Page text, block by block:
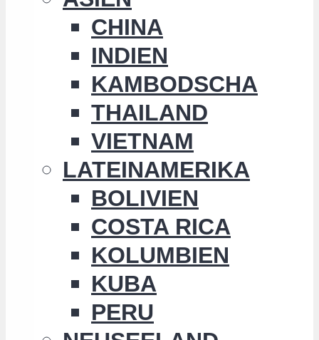
CHINA
INDIEN
KAMBODSCHA
THAILAND
VIETNAM
LATEINAMERIKA
BOLIVIEN
COSTA RICA
KOLUMBIEN
KUBA
PERU